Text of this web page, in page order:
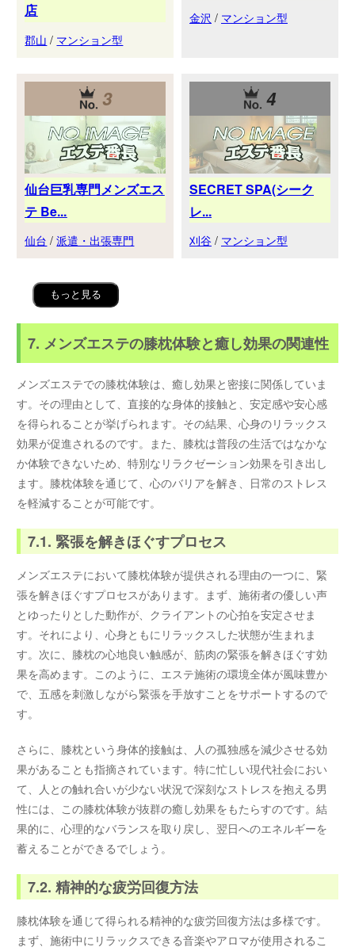
店
郡山 / マンション型
金沢 / マンション型
3
仙台巨乳専門メンズエス
テ Be...
仙台 /派遣・出張専門
4
SECRET SPA(シーク
レ...
刈谷 / マンション型
もっと見る
7. メンズエステの膝枕体験と癒し効果の関連性
メンズエステでの膝枕体験は、癒し効果と密接に関係していま
す。その理由として、直接的な身体的接触と、安定感や安心感
を得られることが挙げられます。その結果、心身のリラックス
効果が促進されるのです。また、膝枕は普段の生活ではなかな
か体験できないため、特別なリラクゼーション効果を引き出し
ます。膝枕体験を通じて、心のバリアを解き、日常のストレス
を軽減することが可能です。
7.1. 緊張を解きほぐすプロセス
メンズエステにおいて膝枕体験が提供される理由の一つに、緊
張を解きほぐすプロセスがあります。まず、施術者の優しい声
とゆったりとした動作が、クライアントの心拍を安定させま
す。それにより、心身ともにリラックスした状態が生まれま
す。次に、膝枕の心地良い触感が、筋肉の緊張を解きほぐす効
果を高めます。このように、エステ施術の環境全体が風味豊か
で、五感を刺激しながら緊張を手放すことをサポートするので
す。
さらに、膝枕という身体的接触は、人の孤独感を減少させる効
果があることも指摘されています。特に忙しい現代社会におい
て、人との触れ合いが少ない状況で深刻なストレスを抱える男
性には、この膝枕体験が抜群の癒し効果をもたらすのです。結
果的に、心理的なバランスを取り戻し、翌日へのエネルギーを
蓄えることができるでしょう。
7.2. 精神的な疲労回復方法
膝枕体験を通じて得られる精神的な疲労回復方法は多様です。
まず、施術中にリラックスできる音楽やアロマが使用されるこ